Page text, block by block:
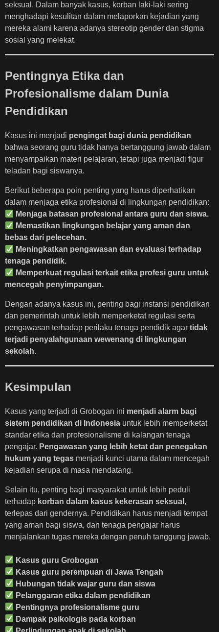
seksual. Dalam banyak kasus, korban laki-laki sering
menghadapi kesulitan dalam melaporkan kejadian yang
mereka alami karena adanya stereotip gender dan stigma
sosial yang melekat.
Pentingnya Etika dan
Profesionalisme dalam Dunia
Pendidikan
Kasus ini menjadi pengingat bagi dunia pendidikan
bahwa seorang guru tidak hanya bertanggung jawab dalam
menyampaikan materi pelajaran, tetapi juga menjadi figur
teladan bagi siswanya.
Berikut beberapa poin penting yang harus diperhatikan
dalam menjaga etika profesional di lingkungan pendidikan:
Menjaga batasan profesional antara guru dan siswa.
Memastikan lingkungan belajar yang aman dan
bebas dari pelecehan.
Meningkatkan pengawasan dan evaluasi terhadap
tenaga pendidik.
Memperkuat regulasi terkait etika profesi guru untuk
mencegah penyimpangan.
Dengan adanya kasus ini, penting bagi instansi pendidikan
dan pemerintah untuk lebih memperketat regulasi serta
pengawasan terhadap perilaku tenaga pendidik agar tidak
terjadi penyalahgunaan wewenang di lingkungan
sekolah.
Kesimpulan
Kasus yang terjadi di Grobogan ini menjadi alarm bagi
sistem pendidikan di Indonesia untuk lebih memperketat
standar etika dan profesionalisme di kalangan tenaga
pengajar. Pengawasan yang lebih ketat dan penegakan
hukum yang tegas menjadi kunci utama dalam mencegah
kejadian serupa di masa mendatang.
Selain itu, penting bagi masyarakat untuk lebih peduli
terhadap korban dalam kasus kekerasan seksual ,
terlepas dari gendernya. Pendidikan harus menjadi tempat
yang aman bagi siswa, dan tenaga pengajar harus
menjalankan tugas mereka dengan penuh tanggung jawab.
Kasus guru Grobogan
Kasus guru perempuan di Jawa Tengah
Hubungan tidak wajar guru dan siswa
Pelanggaran etika dalam pendidikan
Pentingnya profesionalisme guru
Dampak psikologis pada korban